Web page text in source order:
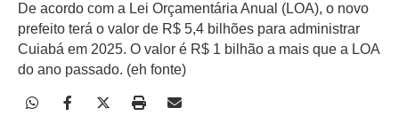
De acordo com a Lei Orçamentária Anual (LOA), o novo
prefeito terá o valor de R$ 5,4 bilhões para administrar
Cuiabá em 2025. O valor é R$ 1 bilhão a mais que a LOA
do ano passado. (eh fonte)